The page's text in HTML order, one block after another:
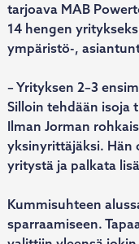
tarjoava MAB
14 hengen
ympäristö-,
– Yrityksen 2–3
Silloin tehdään isoja
Ilman Jorman
yksinyrittäjäksi. Hän
yritystä ja palkata
Kummisuhteen
sparraamiseen.